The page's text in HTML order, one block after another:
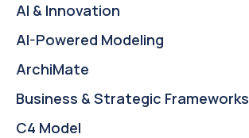
AI & Innovation
AI-Powered Modeling
ArchiMate
Business & Strategic Frameworks
C4 Model